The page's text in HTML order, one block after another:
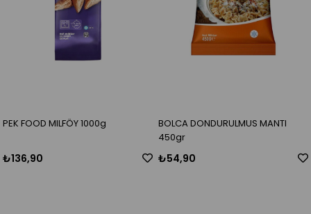
PEK FOOD MILFÖY 1000g
₺136,90
BOLCA DONDURULMUS MANTI
450gr
₺54,90